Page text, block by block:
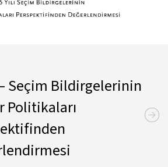
Seçim Bildirgelerinin
Politikaları